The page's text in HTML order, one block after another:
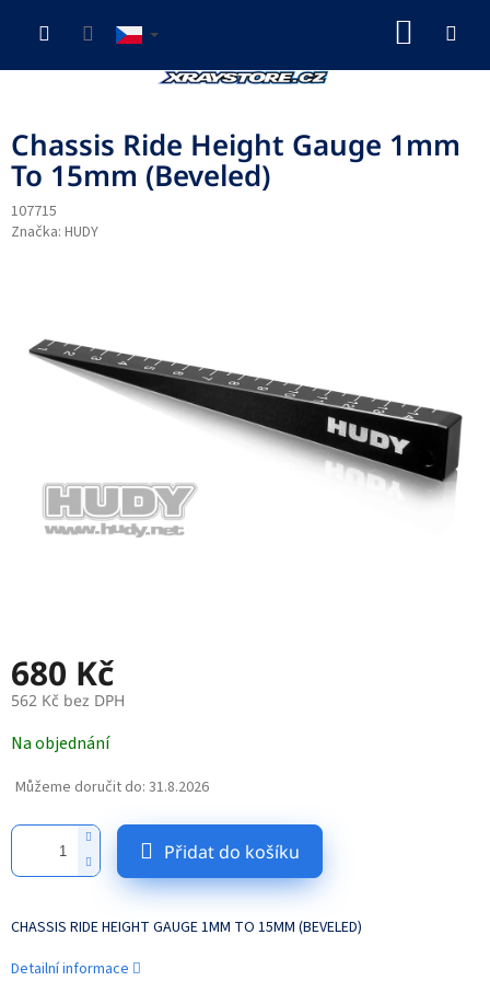
Chassis Ride Height Gauge 1mm
To 15mm (Beveled)
107715
Značka: HUDY
680 Kč
562 Kč bez DPH
cena:
Na objednání
Můžeme doručit do: 31.8.2026
Přidat do košíku
CHASSIS RIDE HEIGHT GAUGE 1MM TO 15MM (BEVELED)
Detailní informace